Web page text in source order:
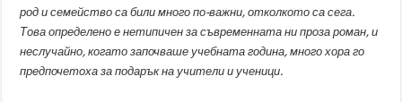
род и семейство са били много по-важни, отколкото са сега.
Това определено е нетипичен за съвременната ни проза роман, и
неслучайно, когато започваше учебната година, много хора го
предпочетоха за подарък на учители и ученици.